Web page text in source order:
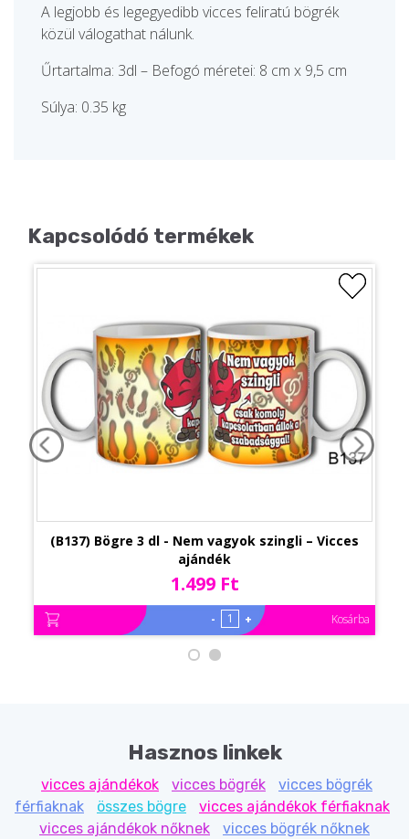
A legjobb és legegyedibb vicces feliratú bögrék
közül válogathat nálunk.
Űrtartalma: 3dl – Befogó méretei: 8 cm x 9,5 cm
Súlya: 0.35 kg
Kapcsolódó termékek
(B137) Bögre 3 dl - Nem vagyok szingli – Vicces
ajándék
1.499 Ft
- + Kosárba
Hasznos linkek
vicces ajándékok vicces bögrék
vicces bögrék
férfiaknak
összes bögre
vicces ajándékok férfiaknak
vicces ajándékok nőknek
vicces bögrék nőknek